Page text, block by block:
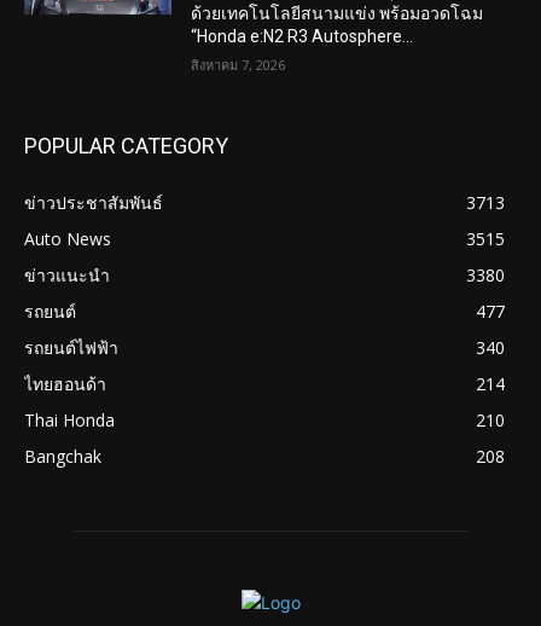
ด้วยเทคโนโลยีสนามแข่ง พร้อมอวดโฉม
“Honda e:N2 R3 Autosphere...
สิงหาคม 7, 2026
POPULAR CATEGORY
ข่าวประชาสัมพันธ์
3713
Auto News
3515
ข่าวแนะนำ
3380
รถยนต์
477
รถยนต์ไฟฟ้า
340
ไทยฮอนด้า
214
Thai Honda
210
Bangchak
208